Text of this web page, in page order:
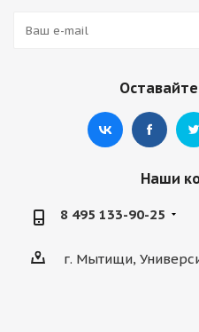
Наши
8 495 133-90-25
г. Мытищи,